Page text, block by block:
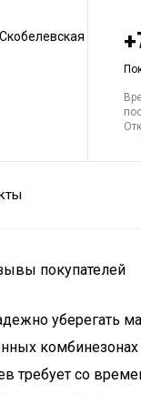
покупателей
уберегать
требует со